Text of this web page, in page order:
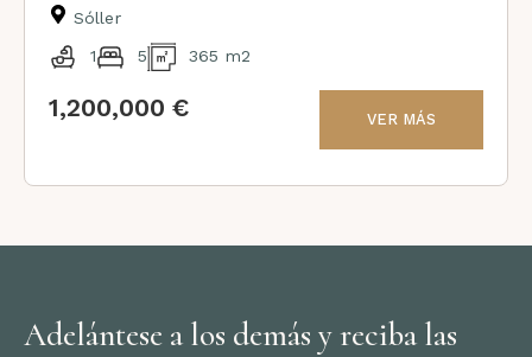
Sóller
1 5 365 m2
1,200,000 € VER MÁS
Adelántese a los demás y reciba las